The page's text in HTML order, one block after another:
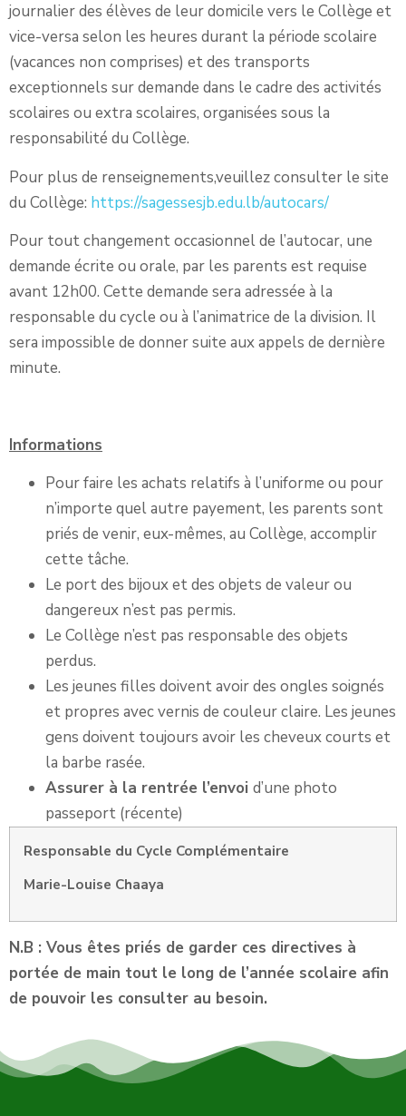
journalier des élèves de leur domicile vers le Collège et
vice-versa selon les heures durant la période scolaire
(vacances non comprises) et des transports
exceptionnels sur demande dans le cadre des activités
scolaires ou extra scolaires, organisées sous la
responsabilité du Collège.
Pour plus de renseignements,veuillez consulter le site
du Collège: https://sagessesjb.edu.lb/autocars/
Pour tout changement occasionnel de l’autocar, une
demande écrite ou orale, par les parents est requise
avant 12h00. Cette demande sera adressée à la
responsable du cycle ou à l’animatrice de la division. Il
sera impossible de donner suite aux appels de dernière
minute.
Informations
Pour faire les achats relatifs à l’uniforme ou pour
n’importe quel autre payement, les parents sont
priés de venir, eux-mêmes, au Collège, accomplir
cette tâche.
Le port des bijoux et des objets de valeur ou
dangereux n’est pas permis.
Le Collège n’est pas responsable des objets
perdus.
Les jeunes filles doivent avoir des ongles soignés
et propres avec vernis de couleur claire. Les jeunes
gens doivent toujours avoir les cheveux courts et
la barbe rasée.
Assurer à la rentrée l’envoi d’une photo
passeport (récente)
Responsable du Cycle Complémentaire
Marie-Louise Chaaya
N.B : Vous êtes priés de garder ces directives à
portée de main tout le long de l’année scolaire afin
de pouvoir les consulter au besoin.